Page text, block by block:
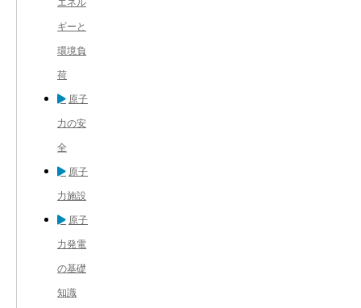
ギーと
環境負
荷
原子
力の安
全
原子
力施設
原子
力発電
の基礎
知識